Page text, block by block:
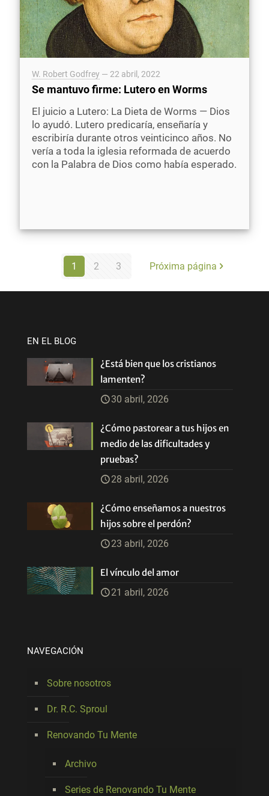
W. Robert Godfrey — 22 abril, 2022
Se mantuvo firme: Lutero en Worms
El juicio a Lutero: La Dieta de Worms — Dios
lo ayudó. Lutero predicaría, enseñaría y
escribiría durante otros veinticinco años. No
vería a toda la iglesia reformada de acuerdo
con la Palabra de Dios como había esperado.
1 2 3 Próxima página
EN EL BLOG
¿Está bien que los cristianos
lamenten?
30 abril, 2026
¿Cómo pastorear a tus hijos en
medio de las dificultades y
pruebas?
28 abril, 2026
¿Cómo enseñamos a nuestros
hijos sobre el perdón?
23 abril, 2026
El vínculo del amor
21 abril, 2026
NAVEGACIÓN
Sobre nosotros
Dr. R.C. Sproul
Renovando Tu Mente
Archivo
Series de Renovando Tu Mente